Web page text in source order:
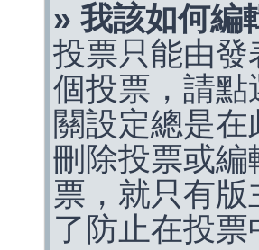
» 我該如何編
投票只能由
個投票，請
關設定總是
刪除投票或
票，就只有
了防止在投